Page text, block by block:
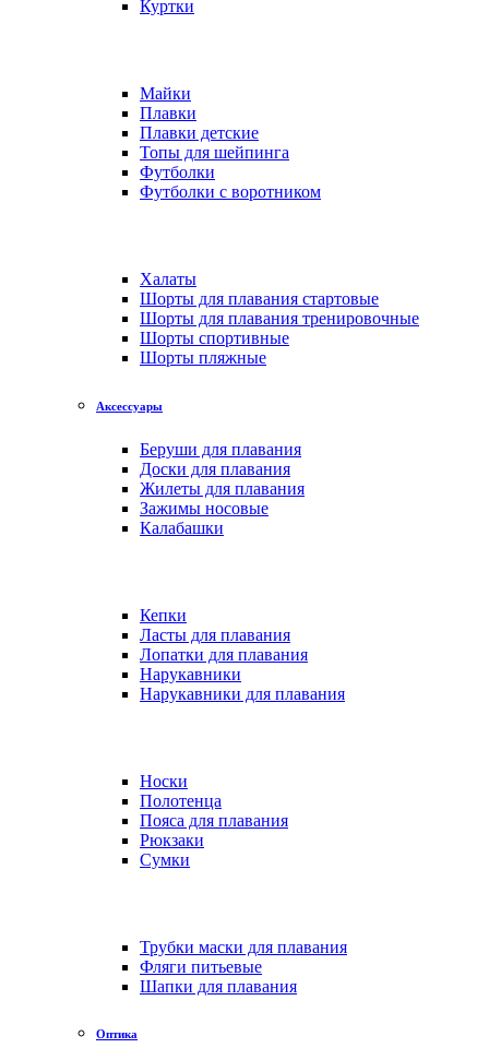
Куртки
Майки
Плавки
Плавки детские
Топы для шейпинга
Футболки
Футболки с воротником
Халаты
Шорты для плавания стартовые
Шорты для плавания тренировочные
Шорты спортивные
Шорты пляжные
Аксессуары
Беруши для плавания
Доски для плавания
Жилеты для плавания
Зажимы носовые
Калабашки
Кепки
Ласты для плавания
Лопатки для плавания
Нарукавники
Нарукавники для плавания
Носки
Полотенца
Пояса для плавания
Рюкзаки
Сумки
Трубки маски для плавания
Фляги питьевые
Шапки для плавания
Оптика